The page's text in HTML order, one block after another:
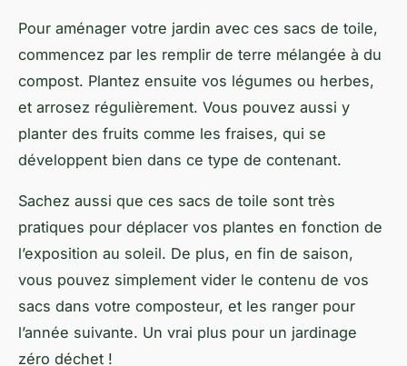
Pour aménager votre jardin avec ces sacs de toile,
commencez par les remplir de terre mélangée à du
compost. Plantez ensuite vos légumes ou herbes,
et arrosez régulièrement. Vous pouvez aussi y
planter des fruits comme les fraises, qui se
développent bien dans ce type de contenant.
Sachez aussi que ces sacs de toile sont très
pratiques pour déplacer vos plantes en fonction de
l’exposition au soleil. De plus, en fin de saison,
vous pouvez simplement vider le contenu de vos
sacs dans votre composteur, et les ranger pour
l’année suivante. Un vrai plus pour un jardinage
zéro déchet !